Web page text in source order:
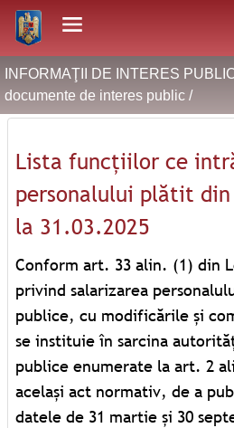
INFORMAŢII DE INTERES
documente de interes public/
Lista funcțiilor ce
personalului plătit
la 31.03.2025
Conform art. 33 alin. (1) din
privind salarizarea
publice, cu modificările și
se instituie în sarcina
publice enumerate la art. 2
același act normativ, de a
datele de 31 martie și 30